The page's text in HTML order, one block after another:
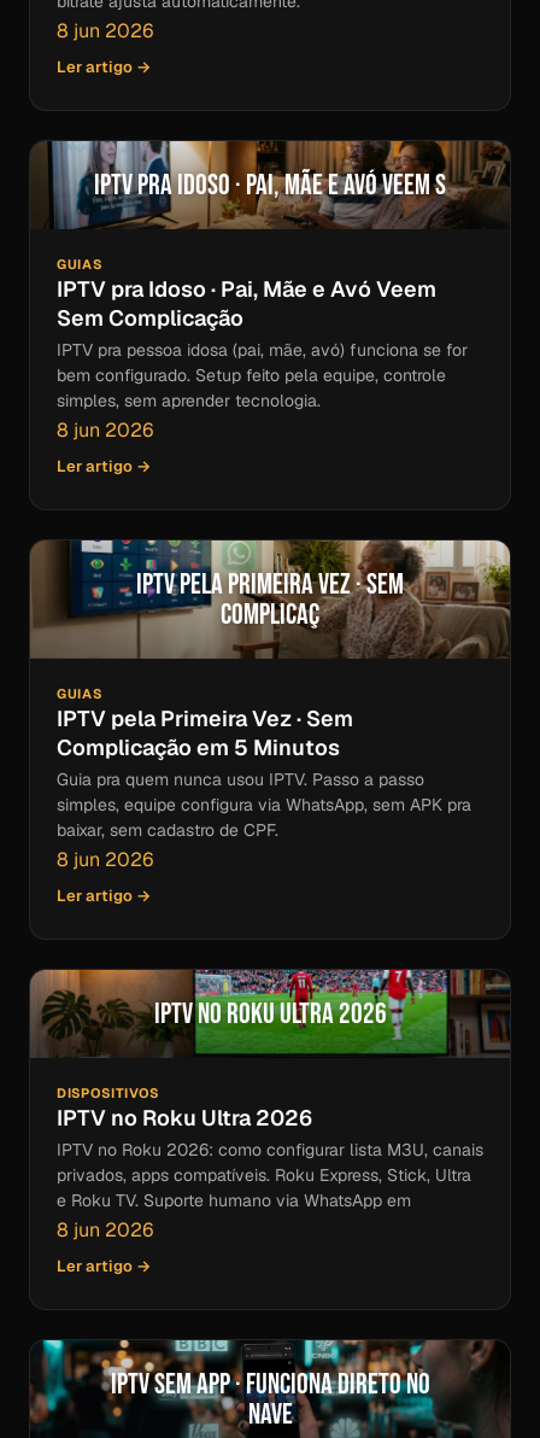
8 jun 2026
Ler artigo →
IPTV pra Idoso · Pai, Mãe e Avó Veem S
GUIAS
IPTV pra Idoso · Pai, Mãe e Avó Veem
Sem Complicação
IPTV pra pessoa idosa (pai, mãe, avó) funciona se for
bem configurado. Setup feito pela equipe, controle
simples, sem aprender tecnologia.
8 jun 2026
Ler artigo →
IPTV pela Primeira Vez · Sem
Complicaç
GUIAS
IPTV pela Primeira Vez · Sem
Complicação em 5 Minutos
Guia pra quem nunca usou IPTV. Passo a passo
simples, equipe configura via WhatsApp, sem APK pra
baixar, sem cadastro de CPF.
8 jun 2026
Ler artigo →
IPTV no Roku Ultra 2026
DISPOSITIVOS
IPTV no Roku Ultra 2026
IPTV no Roku 2026: como configurar lista M3U, canais
privados, apps compatíveis. Roku Express, Stick, Ultra
e Roku TV. Suporte humano via WhatsApp em
8 jun 2026
Ler artigo →
IPTV Sem App · Funciona Direto no
Nave